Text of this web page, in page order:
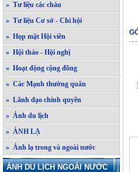
» Tư liệu các cháu
» Tư liệu Cơ sở - Chi hội
» Họp mặt Hội viên
» Hội thảo - Hội nghị
» Hoạt động cộng đồng
» Các Mạnh thường quân
» Lãnh đạo chính quyền
» Ảnh du lịch
» ẢNH LẠ
» Ảnh lạ trong và ngoài nước
ẢNH DU LỊCH NGOÀI NƯỚC